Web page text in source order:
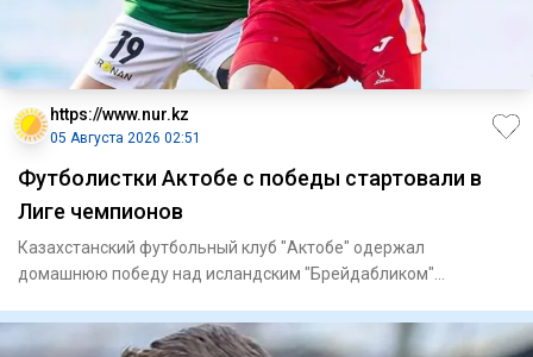
https://www.nur.kz
05 Августа 2026 02:51
Футболистки Актобе с победы стартовали в
Лиге чемпионов
Казахстанский футбольный клуб "Актобе" одержал
домашнюю победу над исландским "Брейдабликом"